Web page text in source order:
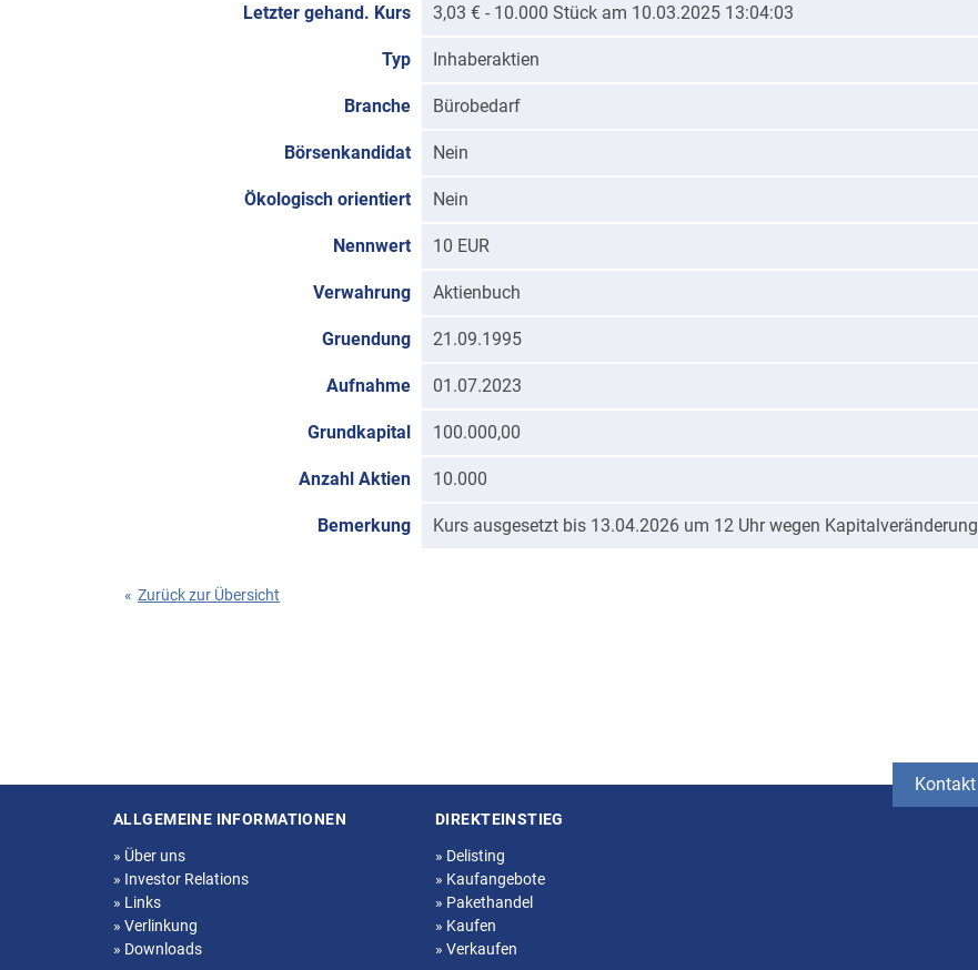
Letzter gehand. Kurs 3,03 € - 10.000 Stück am 10.03.2025 13:04:03
Typ Inhaberaktien
Branche Bürobedarf
Börsenkandidat Nein
Ökologisch orientiert Nein
Nennwert 10 EUR
Verwahrung Aktienbuch
Gruendung 21.09.1995
Aufnahme 01.07.2023
Grundkapital 100.000,00
Anzahl Aktien 10.000
Bemerkung Kurs ausgesetzt bis 13.04.2026 um 12 Uhr wegen Kapitalveränderung
« Zurück zur Übersicht
Kontakt
Seitenstruktur
ALLGEMEINE INFORMATIONEN
» Über uns
» Investor Relations
» Links
» Verlinkung
» Downloads
DIREKTEINSTIEG
» Delisting
» Kaufangebote
» Pakethandel
» Kaufen
» Verkaufen